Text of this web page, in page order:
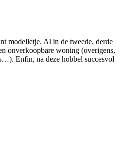
modelletje. Al in de tweede, derde
onverkoopbare woning (overigens,
Enfin, na deze hobbel succesvol